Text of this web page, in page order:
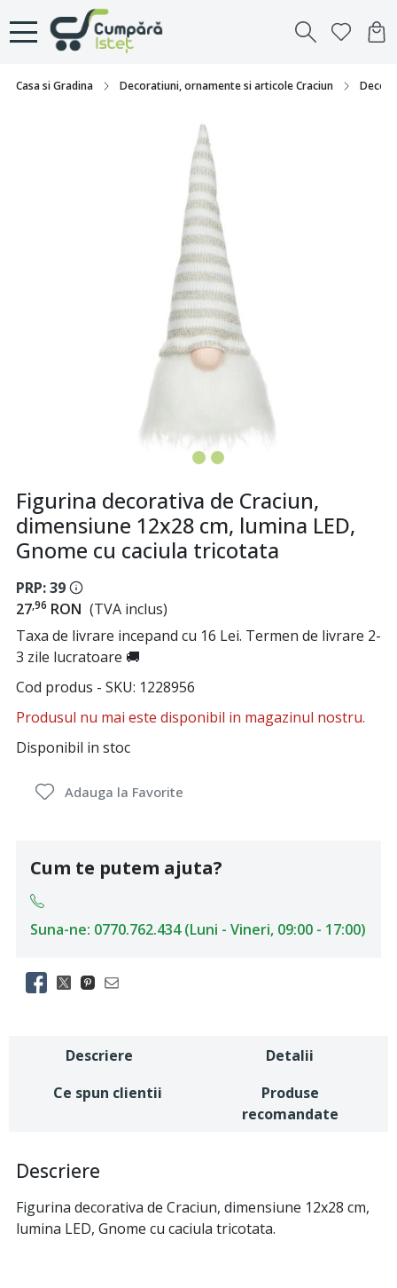
Casa si Gradina Decoratiuni, ornamente si articole Craciun
Figurina decorativa de Craciun,
dimensiune 12x28 cm, lumina LED,
Gnome cu caciula tricotata
PRP: 39
27,96 RON (TVA inclus)
Taxa de livrare incepand cu 16 Lei. Termen de livrare 2-
3 zile lucratoare 🚚
Cod produs - SKU 1228956
Produsul nu mai este disponibil in magazinul nostru.
Disponibil in stoc
Adauga la Favorite
Cum te putem ajuta?
Suna-ne: 0770.762.434 (Luni - Vineri, 09:00 - 17:00)
Descriere
Detalii
Ce spun clientii
Produse
recomandate
Descriere
Figurina decorativa de Craciun, dimensiune 12x28 cm,
lumina LED, Gnome cu caciula tricotata.